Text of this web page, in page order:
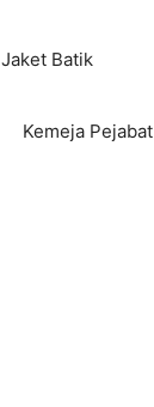
Jaket Batik
Kemeja Pejabat